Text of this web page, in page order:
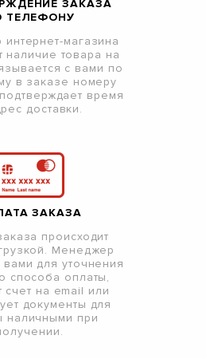
ЗАКАЗА
ТЕЛЕФОНУ
магазина
наличие товара на
с вами по
в заказе номеру
время
доставки.
ЗАКАЗА
происходит
Менеджер
вами для уточнения
способа оплаты,
счет на email или
документы для
наличными при